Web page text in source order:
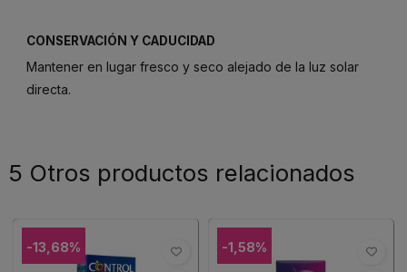
CONSERVACIÓN Y CADUCIDAD
Mantener en lugar fresco y seco alejado de la luz solar
directa.
5 Otros productos relacionados
-13,68% -1,58%